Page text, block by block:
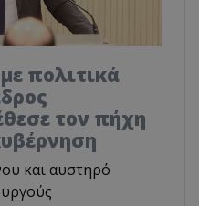
πολιτικά
τον πήχη
και αυστηρό